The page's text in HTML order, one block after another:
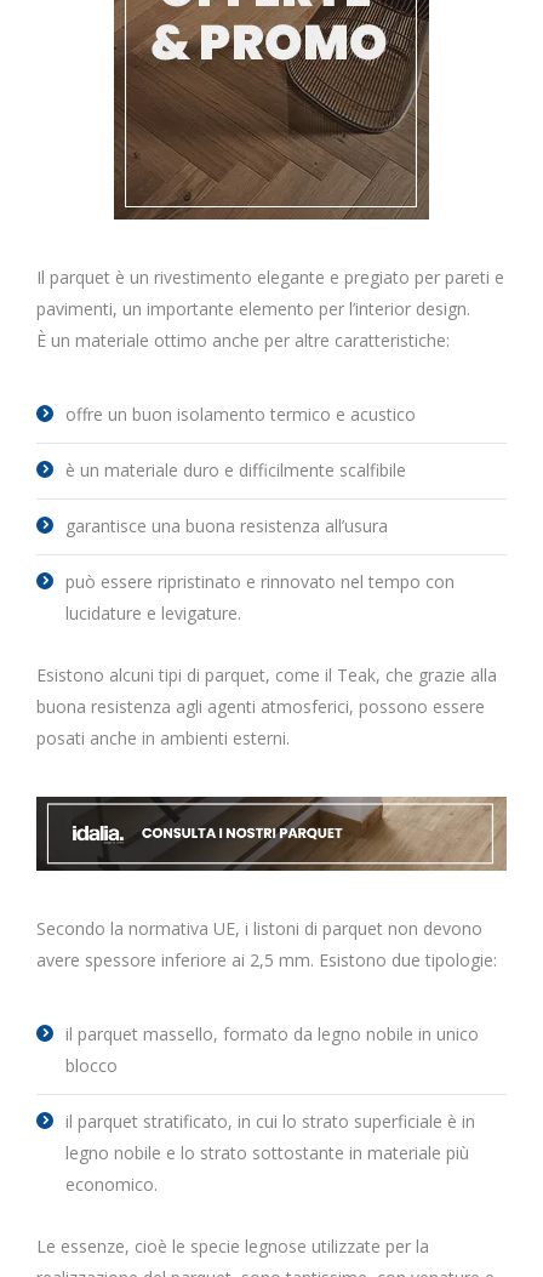
Il parquet è un rivestimento elegante e pregiato per pareti e
pavimenti, un importante elemento per l’interior design.
È un materiale ottimo anche per altre caratteristiche:
offre un buon isolamento termico e acustico
è un materiale duro e difficilmente scalfibile
garantisce una buona resistenza all’usura
può essere ripristinato e rinnovato nel tempo con
lucidature e levigature.
Esistono alcuni tipi di parquet, come il Teak, che grazie alla
buona resistenza agli agenti atmosferici, possono essere
posati anche in ambienti esterni.
Secondo la normativa UE, i listoni di parquet non devono
avere spessore inferiore ai 2,5 mm. Esistono due tipologie:
il parquet massello, formato da legno nobile in unico
blocco
il parquet stratificato, in cui lo strato superficiale è in
legno nobile e lo strato sottostante in materiale più
economico.
Le essenze, cioè le specie legnose utilizzate per la